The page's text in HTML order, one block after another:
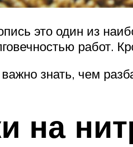
это один из
работ.
знать, чем
на